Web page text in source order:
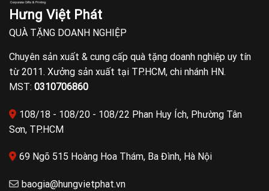
Hưng Việt Phát
QUÀ TẶNG DOANH NGHIỆP
Chuyên sản xuất & cung cấp quà tặng doanh nghiệp uy tín
từ 2011. Xưởng sản xuất tại TP.HCM, chi nhánh HN.
MST: 0310706860
108/18 - 108/20 - 108/22 Phan Huy Ích, Phường Tân
Sơn, TP.HCM
69 Ngõ 515 Hoàng Hoa Thám, Ba Đình, Hà Nội
baogia@hungvietphat.vn